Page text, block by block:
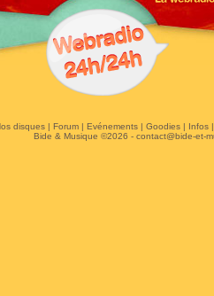
disques| Forum| Evénements| Goodies| Infos
Bide & Musique ©2026 - contact@bide-et-